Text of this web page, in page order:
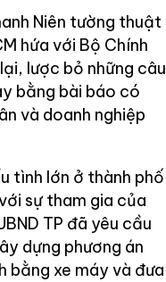
Niên tường thuật
hứa với Bộ Chính
lược bỏ những câu
bằng bài báo có
và doanh nghiệp
tình lớn ở thành phố
sự tham gia của
TP đã yêu cầu
dựng phương án
bằng xe máy và đưa